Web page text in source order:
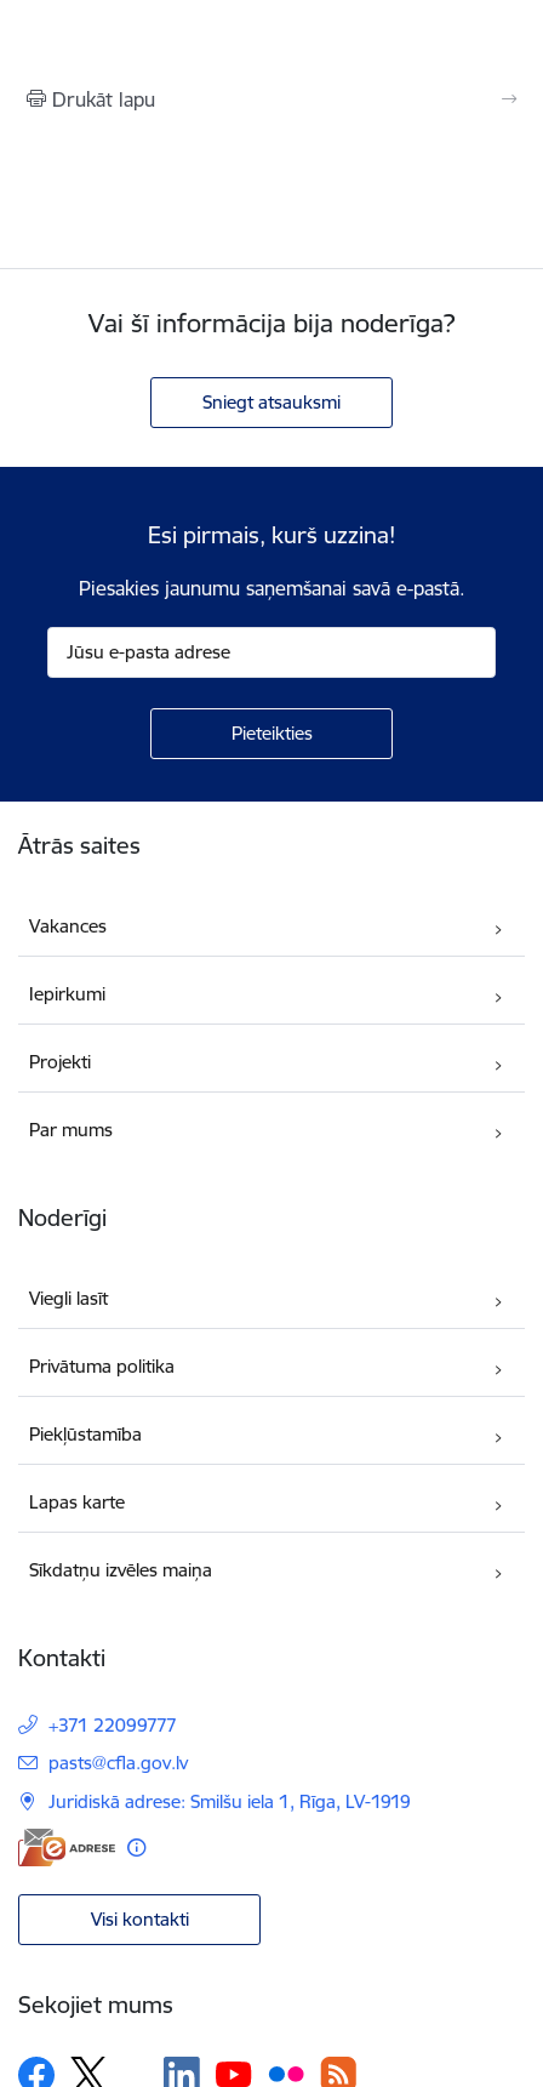
Drukāt lapu
Vai šī informācija bija noderīga?
Sniegt atsauksmi
Esi pirmais, kurš uzzina!
Piesakies jaunumu saņemšanai savā e-pastā.
Ātrās saites
Vakances
Iepirkumi
Projekti
Par mums
Noderīgi
Viegli lasīt
Privātuma politika
Piekļūstamība
Lapas karte
Sīkdatņu izvēles maiņa
Kontakti
+371 22099777
E-pasts:
pasts@cfla.gov.lv
Juridiskā adrese: Smilšu iela 1, Rīga, LV-1919
Visi kontakti
Sekojiet mums